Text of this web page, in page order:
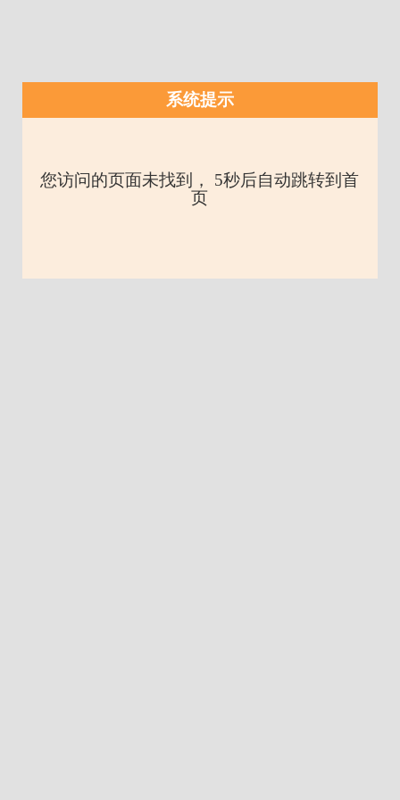
系统提示
您访问的页面未找到， 5秒后自动跳转到首
页